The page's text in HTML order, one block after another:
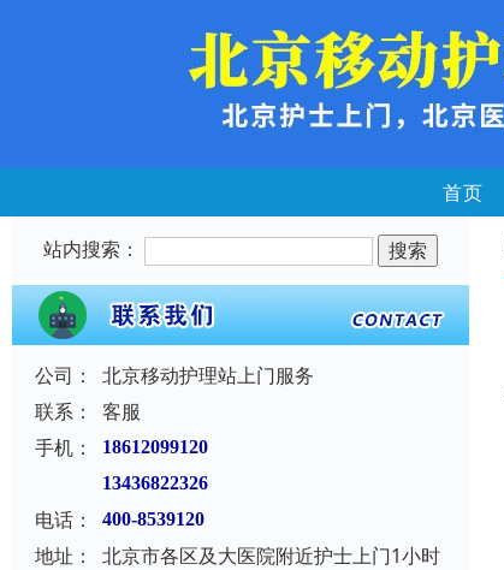
首页
站内搜索：
公司：
北京移动护理站上门服务
联系：
客服
手机：
18612099120
13436822326
电话： 400-8539120
地址：
北京市各区及大医院附近护士上门1小时